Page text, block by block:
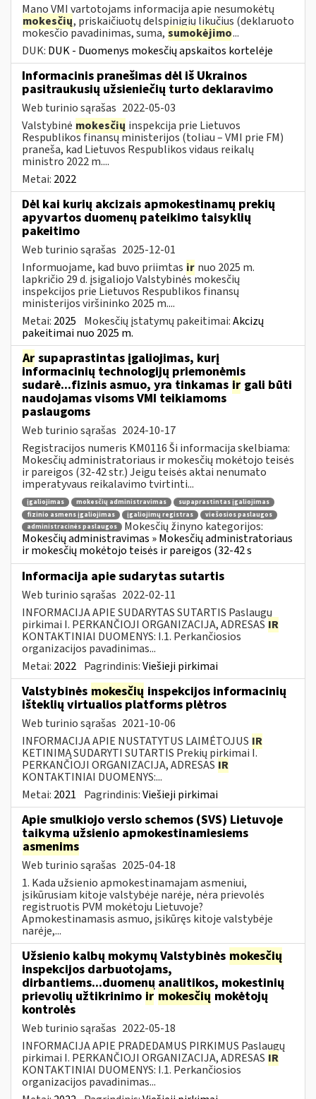
Mano VMI vartotojams informacija apie nesumokėtų
mokesčių, priskaičiuotų delspinigių likučius (deklaruoto
mokesčio pavadinimas, suma, sumokėjimo...
DUK: DUK - Duomenys mokesčių apskaitos kortelėje
Informacinis pranešimas dėl iš Ukrainos
pasitraukusių užsieniečių turto deklaravimo
Web turinio sąrašas 2022-05-03
Valstybinė mokesčių inspekcija prie Lietuvos
Respublikos finansų ministerijos (toliau – VMI prie FM)
praneša, kad Lietuvos Respublikos vidaus reikalų
ministro 2022 m....
Metai: 2022
Dėl kai kurių akcizais apmokestinamų prekių
apyvartos duomenų pateikimo taisyklių
pakeitimo
Web turinio sąrašas 2025-12-01
Informuojame, kad buvo priimtas ir nuo 2025 m.
lapkričio 29 d. įsigaliojo Valstybinės mokesčių
inspekcijos prie Lietuvos Respublikos finansų
ministerijos viršininko 2025 m....
Metai: 2025 Mokesčių įstatymų pakeitimai:Akcizų
pakeitimai nuo 2025 m.
Ar supaprastintas įgaliojimas, kurį
informacinių technologijų priemonėmis
sudarė...fizinis asmuo, yra tinkamas ir gali būti
naudojamas visoms VMI teikiamoms
paslaugoms
Web turinio sąrašas 2024-10-17
Registracijos numeris KM0116 Ši informacija skelbiama:
Mokesčių administratoriaus ir mokesčių mokėtojo teisės
ir pareigos (32-42 str.) Jeigu teisės aktai nenumato
imperatyvaus reikalavimo tvirtinti...
įgaliojimas mokesčių administravimas
supaprastintas įgaliojimas
fizinio asmens įgaliojimas
įgaliojimų registras
viešosios paslaugos
administracinės paslaugos
Mokesčių žinyno kategorijos:
Mokesčių administravimas » Mokesčių administratoriaus
ir mokesčių mokėtojo teisės ir pareigos (32-42 s
Informacija apie sudarytas sutartis
Web turinio sąrašas 2022-02-11
INFORMACIJA APIE SUDARYTAS SUTARTIS Paslaugų
pirkimai I. PERKANČIOJI ORGANIZACIJA, ADRESAS IR
KONTAKTINIAI DUOMENYS: I.1. Perkančiosios
organizacijos pavadinimas...
Metai: 2022 Pagrindinis:Viešieji pirkimai
Valstybinės mokesčių inspekcijos informacinių
išteklių virtualios platforms plėtros
Web turinio sąrašas 2021-10-06
INFORMACIJA APIE NUSTATYTUS LAIMĖTOJUS IR
KETINIMĄ SUDARYTI SUTARTIS Prekių pirkimai I.
PERKANČIOJI ORGANIZACIJA, ADRESAS IR
KONTAKTINIAI DUOMENYS:...
Metai: 2021 Pagrindinis:Viešieji pirkimai
Apie smulkiojo verslo schemos (SVS) Lietuvoje
taikymą užsienio apmokestinamiesiems
asmenims
Web turinio sąrašas 2025-04-18
1. Kada užsienio apmokestinamajam asmeniui,
įsikūrusiam kitoje valstybėje narėje, nėra prievolės
registruotis PVM mokėtoju Lietuvoje?
Apmokestinamasis asmuo, įsikūręs kitoje valstybėje
narėje,...
Užsienio kalbų mokymų Valstybinės mokesčių
inspekcijos darbuotojams,
dirbantiems...duomenų analitikos, mokestinių
prievolių užtikrinimo ir mokesčių mokėtojų
kontrolės
Web turinio sąrašas 2022-05-18
INFORMACIJA APIE PRADEDAMUS PIRKIMUS Paslaugų
pirkimai I. PERKANČIOJI ORGANIZACIJA, ADRESAS IR
KONTAKTINIAI DUOMENYS: I.1. Perkančiosios
organizacijos pavadinimas...